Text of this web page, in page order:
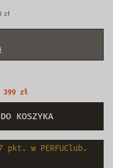
zł
399 zł
KOSZYKA
w PERFUClub.